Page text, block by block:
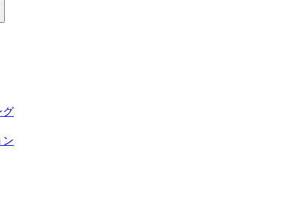
グ
ン